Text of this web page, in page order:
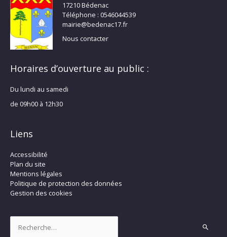
17210 Bédenac
Téléphone : 0546044539
mairie@bedenac17.fr
Nous contacter
Horaires d’ouverture au public :
Du lundi au samedi
de 09h00 à 12h30
Liens
Accessibilité
Plan du site
Mentions légales
Politique de protection des données
Gestion des cookies